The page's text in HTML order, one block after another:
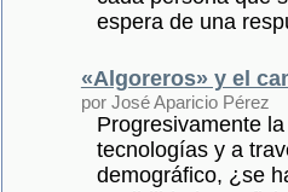
espera de una
«Algoreros» y el
por José Aparicio Pérez
Progresivamente
tecnologías y a
demográfico, ¿se